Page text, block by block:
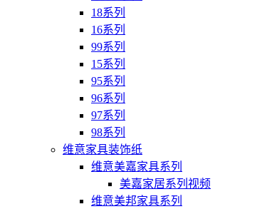
18系列
16系列
99系列
15系列
95系列
96系列
97系列
98系列
维意家具装饰纸
维意美嘉家具系列
美嘉家居系列视频
维意美邦家具系列